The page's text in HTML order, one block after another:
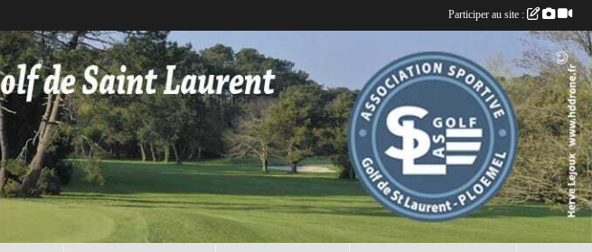
Participer au site :